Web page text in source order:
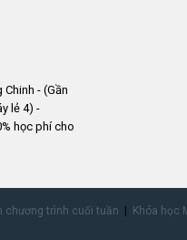
- (Gần
lẻ 4) -
học phí cho
chương trình cuối tuần
Khóa học